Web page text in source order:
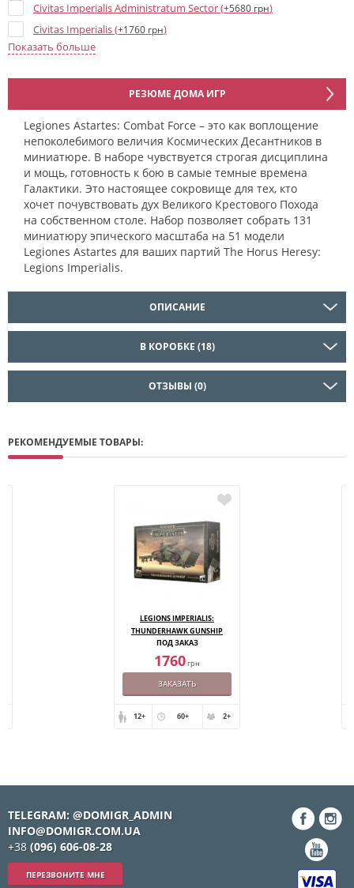
Civitas Imperialis Administratum Sector (+5680 грн)
Civitas Imperialis (+1760 грн)
Civitas Imperialis Spires (
The Devastation of Tallarn (Army cards) (+920 грн
Manufactorum Imperialis Sector (+6100 грн)
Пособие "Liber Strategia" (
+2455 грн
Order Tokens and Objective Markers (+1150 грн
The Ruin of the Salamanders (Campaign book) ( +980 грн)
Показать больше
РЕЗЮМЕ ДОМА ИГР
Legiones Astartes: Combat Force – это как воплощение
непоколебимого величия Космических Десантников в
миниатюре. В наборе чувствуется строгая дисциплина
и мощь, готовность к бою в самые темные времена
Галактики. Это настоящее сокровище для тех, кто
хочет почувствовать дух Великого Крестового Похода
на собственном столе. Набор позволяет собрать 131
миниатюру эпического масштаба на 51 модели
Legiones Astartes для ваших партий The Horus Heresy:
Legions Imperialis.
ОПИСАНИЕ
В КОРОБКЕ (18)
ОТЗЫВЫ (0)
РЕКОМЕНДУЕМЫЕ ТОВАРЫ:
LEGIONS IMPERIALIS:
THUNDERHAWK GUNSHIP
ПОД ЗАКАЗ
1760грн
ЗАКАЗАТЬ
12+ 60+ 2+
TELEGRAM: @DOMIGR_ADMIN
INFO@DOMIGR.COM.UA
+38 (096) 606-08-28
ПЕРЕЗВОНИТЕ МНЕ